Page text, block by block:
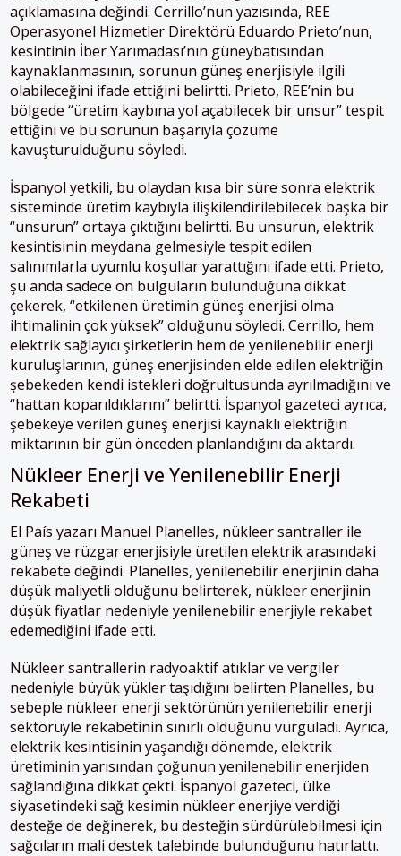
açıklamasına değindi. Cerrillo’nun yazısında, REE
Operasyonel Hizmetler Direktörü Eduardo Prieto’nun,
kesintinin İber Yarımadası’nın güneybatısından
kaynaklanmasının, sorunun güneş enerjisiyle ilgili
olabileceğini ifade ettiğini belirtti. Prieto, REE’nin bu
bölgede “üretim kaybına yol açabilecek bir unsur” tespit
ettiğini ve bu sorunun başarıyla çözüme
kavuşturulduğunu söyledi.
İspanyol yetkili, bu olaydan kısa bir süre sonra elektrik
sisteminde üretim kaybıyla ilişkilendirilebilecek başka bir
“unsurun” ortaya çıktığını belirtti. Bu unsurun, elektrik
kesintisinin meydana gelmesiyle tespit edilen
salınımlarla uyumlu koşullar yarattığını ifade etti. Prieto,
şu anda sadece ön bulguların bulunduğuna dikkat
çekerek, “etkilenen üretimin güneş enerjisi olma
ihtimalinin çok yüksek” olduğunu söyledi. Cerrillo, hem
elektrik sağlayıcı şirketlerin hem de yenilenebilir enerji
kuruluşlarının, güneş enerjisinden elde edilen elektriğin
şebekeden kendi istekleri doğrultusunda ayrılmadığını ve
“hattan koparıldıklarını” belirtti. İspanyol gazeteci ayrıca,
şebekeye verilen güneş enerjisi kaynaklı elektriğin
miktarının bir gün önceden planlandığını da aktardı.
Nükleer Enerji ve Yenilenebilir Enerji
Rekabeti
El País yazarı Manuel Planelles, nükleer santraller ile
güneş ve rüzgar enerjisiyle üretilen elektrik arasındaki
rekabete değindi. Planelles, yenilenebilir enerjinin daha
düşük maliyetli olduğunu belirterek, nükleer enerjinin
düşük fiyatlar nedeniyle yenilenebilir enerjiyle rekabet
edemediğini ifade etti.
Nükleer santrallerin radyoaktif atıklar ve vergiler
nedeniyle büyük yükler taşıdığını belirten Planelles, bu
sebeple nükleer enerji sektörünün yenilenebilir enerji
sektörüyle rekabetinin sınırlı olduğunu vurguladı. Ayrıca,
elektrik kesintisinin yaşandığı dönemde, elektrik
üretiminin yarısından çoğunun yenilenebilir enerjiden
sağlandığına dikkat çekti. İspanyol gazeteci, ülke
siyasetindeki sağ kesimin nükleer enerjiye verdiği
desteğe de değinerek, bu desteğin sürdürülebilmesi için
sağcıların mali destek talebinde bulunduğunu hatırlattı.